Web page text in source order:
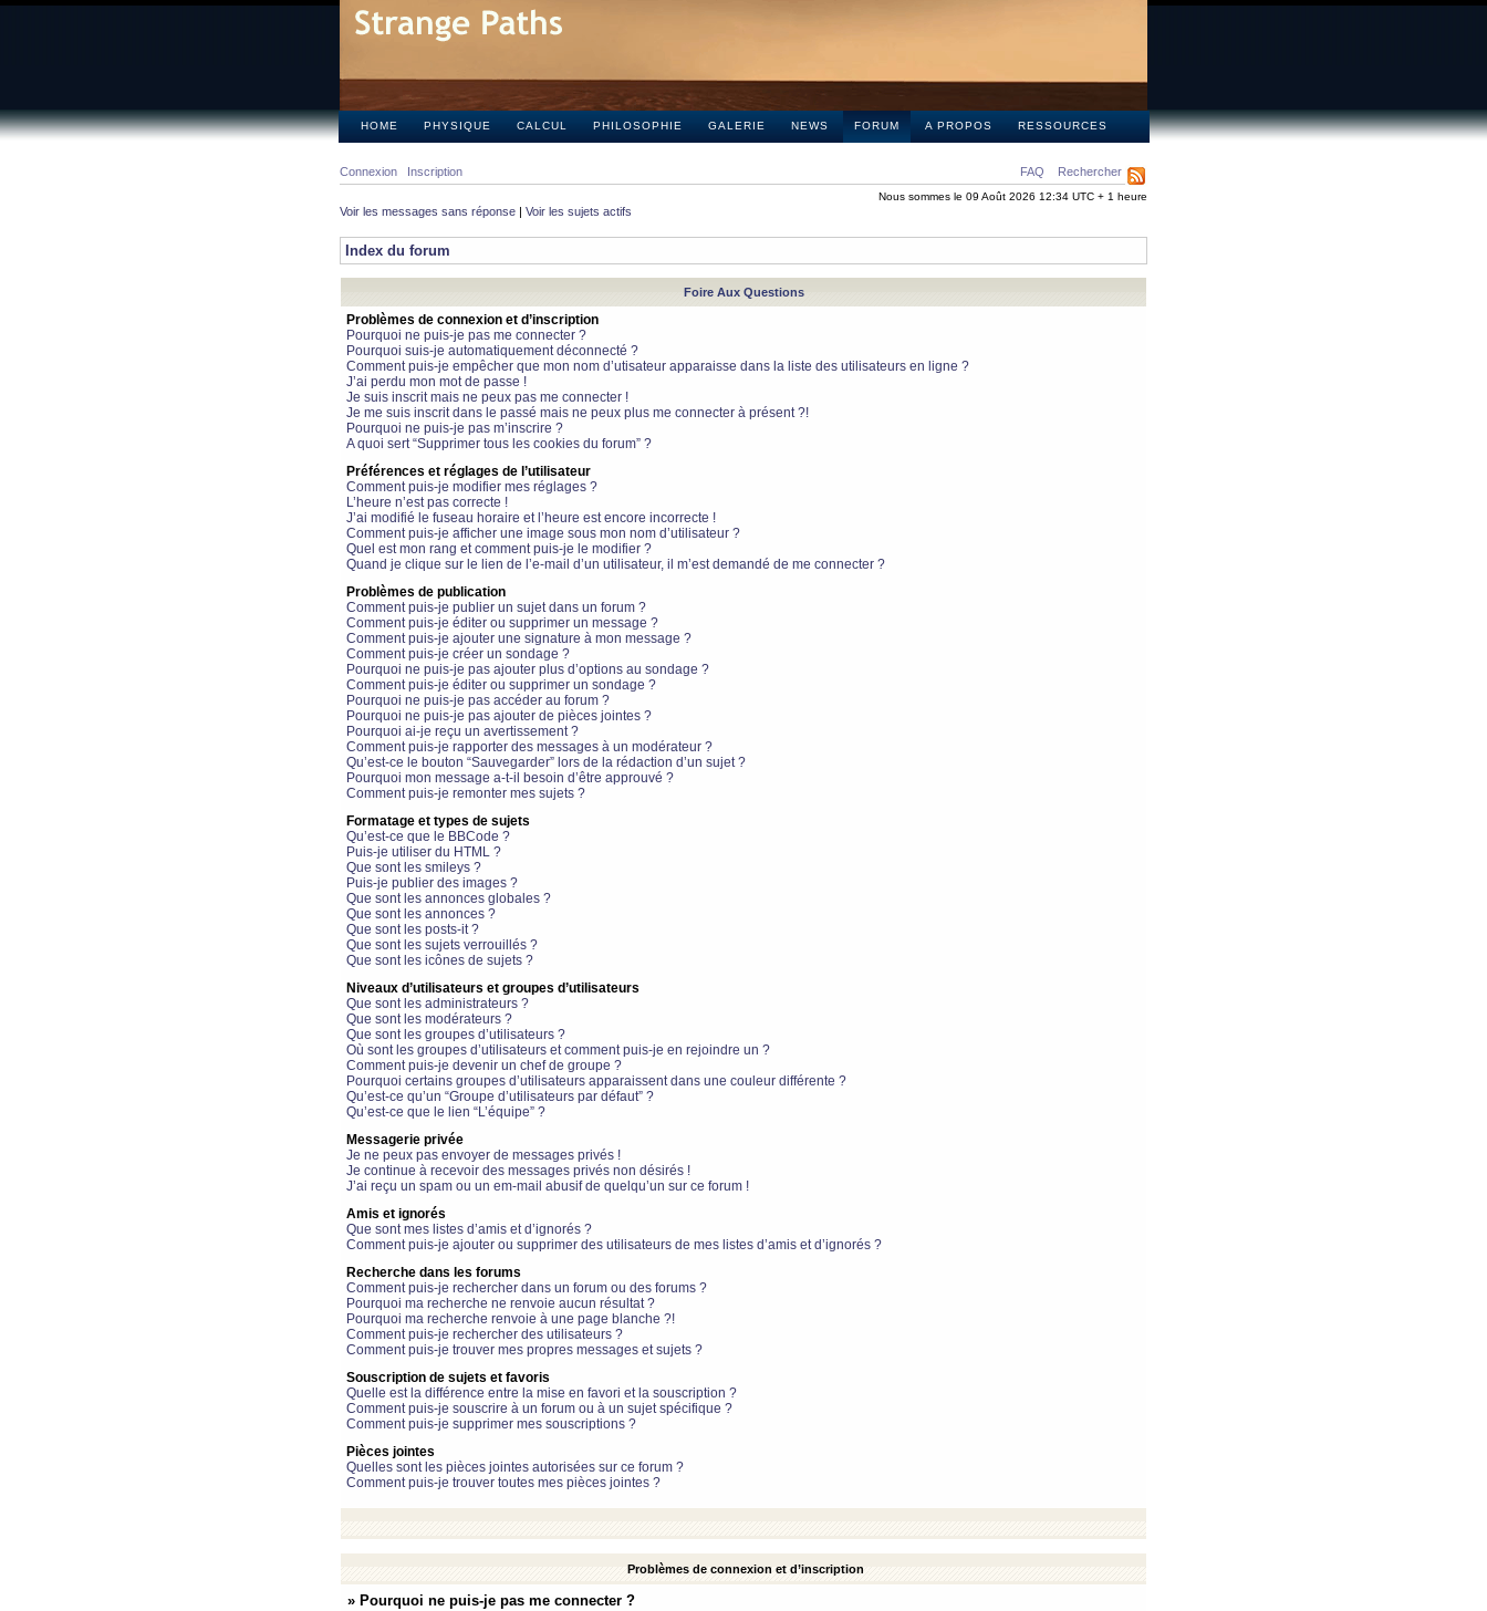
HOME PHYSIQUE CALCUL PHILOSOPHIE GALERIE NEWS FORUM A PROPOS RESSOURCES
FAQ Rechercher
Connexion Inscription
Nous sommes le 09 Août 2026 12:34 UTC + 1 heure
Voir les messages sans réponse | Voir les sujets actifs
Index du forum
Foire Aux Questions
Problèmes de connexion et d’inscription
Pourquoi ne puis-je pas me connecter ?
Pourquoi suis-je automatiquement déconnecté ?
Comment puis-je empêcher que mon nom d’utisateur apparaisse dans la liste des utilisateurs en ligne ?
J’ai perdu mon mot de passe !
Je suis inscrit mais ne peux pas me connecter !
Je me suis inscrit dans le passé mais ne peux plus me connecter à présent ?!
Pourquoi ne puis-je pas m’inscrire ?
A quoi sert “Supprimer tous les cookies du forum” ?
Préférences et réglages de l’utilisateur
Comment puis-je modifier mes réglages ?
L’heure n’est pas correcte !
J’ai modifié le fuseau horaire et l’heure est encore incorrecte !
Comment puis-je afficher une image sous mon nom d’utilisateur ?
Quel est mon rang et comment puis-je le modifier ?
Quand je clique sur le lien de l’e-mail d’un utilisateur, il m’est demandé de me connecter ?
Problèmes de publication
Comment puis-je publier un sujet dans un forum ?
Comment puis-je éditer ou supprimer un message ?
Comment puis-je ajouter une signature à mon message ?
Comment puis-je créer un sondage ?
Pourquoi ne puis-je pas ajouter plus d’options au sondage ?
Comment puis-je éditer ou supprimer un sondage ?
Pourquoi ne puis-je pas accéder au forum ?
Pourquoi ne puis-je pas ajouter de pièces jointes ?
Pourquoi ai-je reçu un avertissement ?
Comment puis-je rapporter des messages à un modérateur ?
Qu’est-ce le bouton “Sauvegarder” lors de la rédaction d’un sujet ?
Pourquoi mon message a-t-il besoin d’être approuvé ?
Comment puis-je remonter mes sujets ?
Formatage et types de sujets
Qu’est-ce que le BBCode ?
Puis-je utiliser du HTML ?
Que sont les smileys ?
Puis-je publier des images ?
Que sont les annonces globales ?
Que sont les annonces ?
Que sont les posts-it ?
Que sont les sujets verrouillés ?
Que sont les icônes de sujets ?
Niveaux d’utilisateurs et groupes d’utilisateurs
Que sont les administrateurs ?
Que sont les modérateurs ?
Que sont les groupes d’utilisateurs ?
Où sont les groupes d’utilisateurs et comment puis-je en rejoindre un ?
Comment puis-je devenir un chef de groupe ?
Pourquoi certains groupes d’utilisateurs apparaissent dans une couleur différente ?
Qu’est-ce qu’un “Groupe d’utilisateurs par défaut” ?
Qu’est-ce que le lien “L’équipe” ?
Messagerie privée
Je ne peux pas envoyer de messages privés !
Je continue à recevoir des messages privés non désirés !
J’ai reçu un spam ou un em-mail abusif de quelqu’un sur ce forum !
Amis et ignorés
Que sont mes listes d’amis et d’ignorés ?
Comment puis-je ajouter ou supprimer des utilisateurs de mes listes d’amis et d’ignorés ?
Recherche dans les forums
Comment puis-je rechercher dans un forum ou des forums ?
Pourquoi ma recherche ne renvoie aucun résultat ?
Pourquoi ma recherche renvoie à une page blanche ?!
Comment puis-je rechercher des utilisateurs ?
Comment puis-je trouver mes propres messages et sujets ?
Souscription de sujets et favoris
Quelle est la différence entre la mise en favori et la souscription ?
Comment puis-je souscrire à un forum ou à un sujet spécifique ?
Comment puis-je supprimer mes souscriptions ?
Pièces jointes
Quelles sont les pièces jointes autorisées sur ce forum ?
Comment puis-je trouver toutes mes pièces jointes ?
Problèmes de connexion et d’inscription
» Pourquoi ne puis-je pas me connecter ?